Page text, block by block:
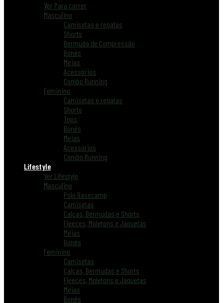
Ver Para correr
Masculino
Camisetas e regatas
Shorts
Bermuda de Compressão
Bonés
Meias
Acessórios
Combo Running
Feminino
Camisetas e regatas
Shorts
Tops
Bonés
Meias
Acessórios
Combo Running
Lifestyle
Ver Lifestyle
Masculino
Polo Basecamp
Camisetas
Calças, Bermudas e Shorts
Fleeces, Moletons e Jaquetas
Meias
Bonés
Feminino
Camisetas
Calças, Bermudas e Shorts
Fleeces, Moletons e Jaquetas
Meias
Bonés